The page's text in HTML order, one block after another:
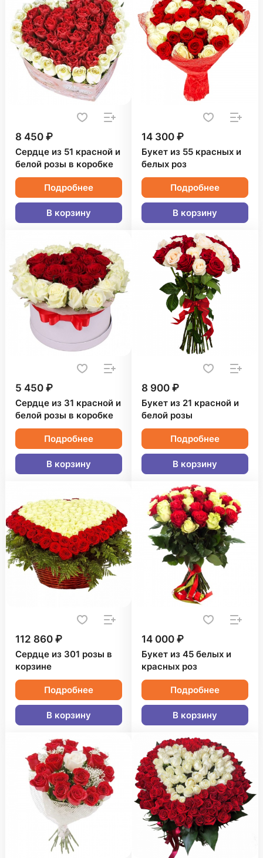
8 450 ₽
Сердце из 51 красной и
белой розы в коробке
Подробнее
В корзину
14 300 ₽
Букет из 55 красных и
белых роз
Подробнее
В корзину
5 450 ₽
Сердце из 31 красной и
белой розы в коробке
Подробнее
В корзину
8 900 ₽
Букет из 21 красной и
белой розы
Подробнее
В корзину
112 860 ₽
Сердце из 301 розы в
корзине
Подробнее
В корзину
14 000 ₽
Букет из 45 белых и
красных роз
Подробнее
В корзину